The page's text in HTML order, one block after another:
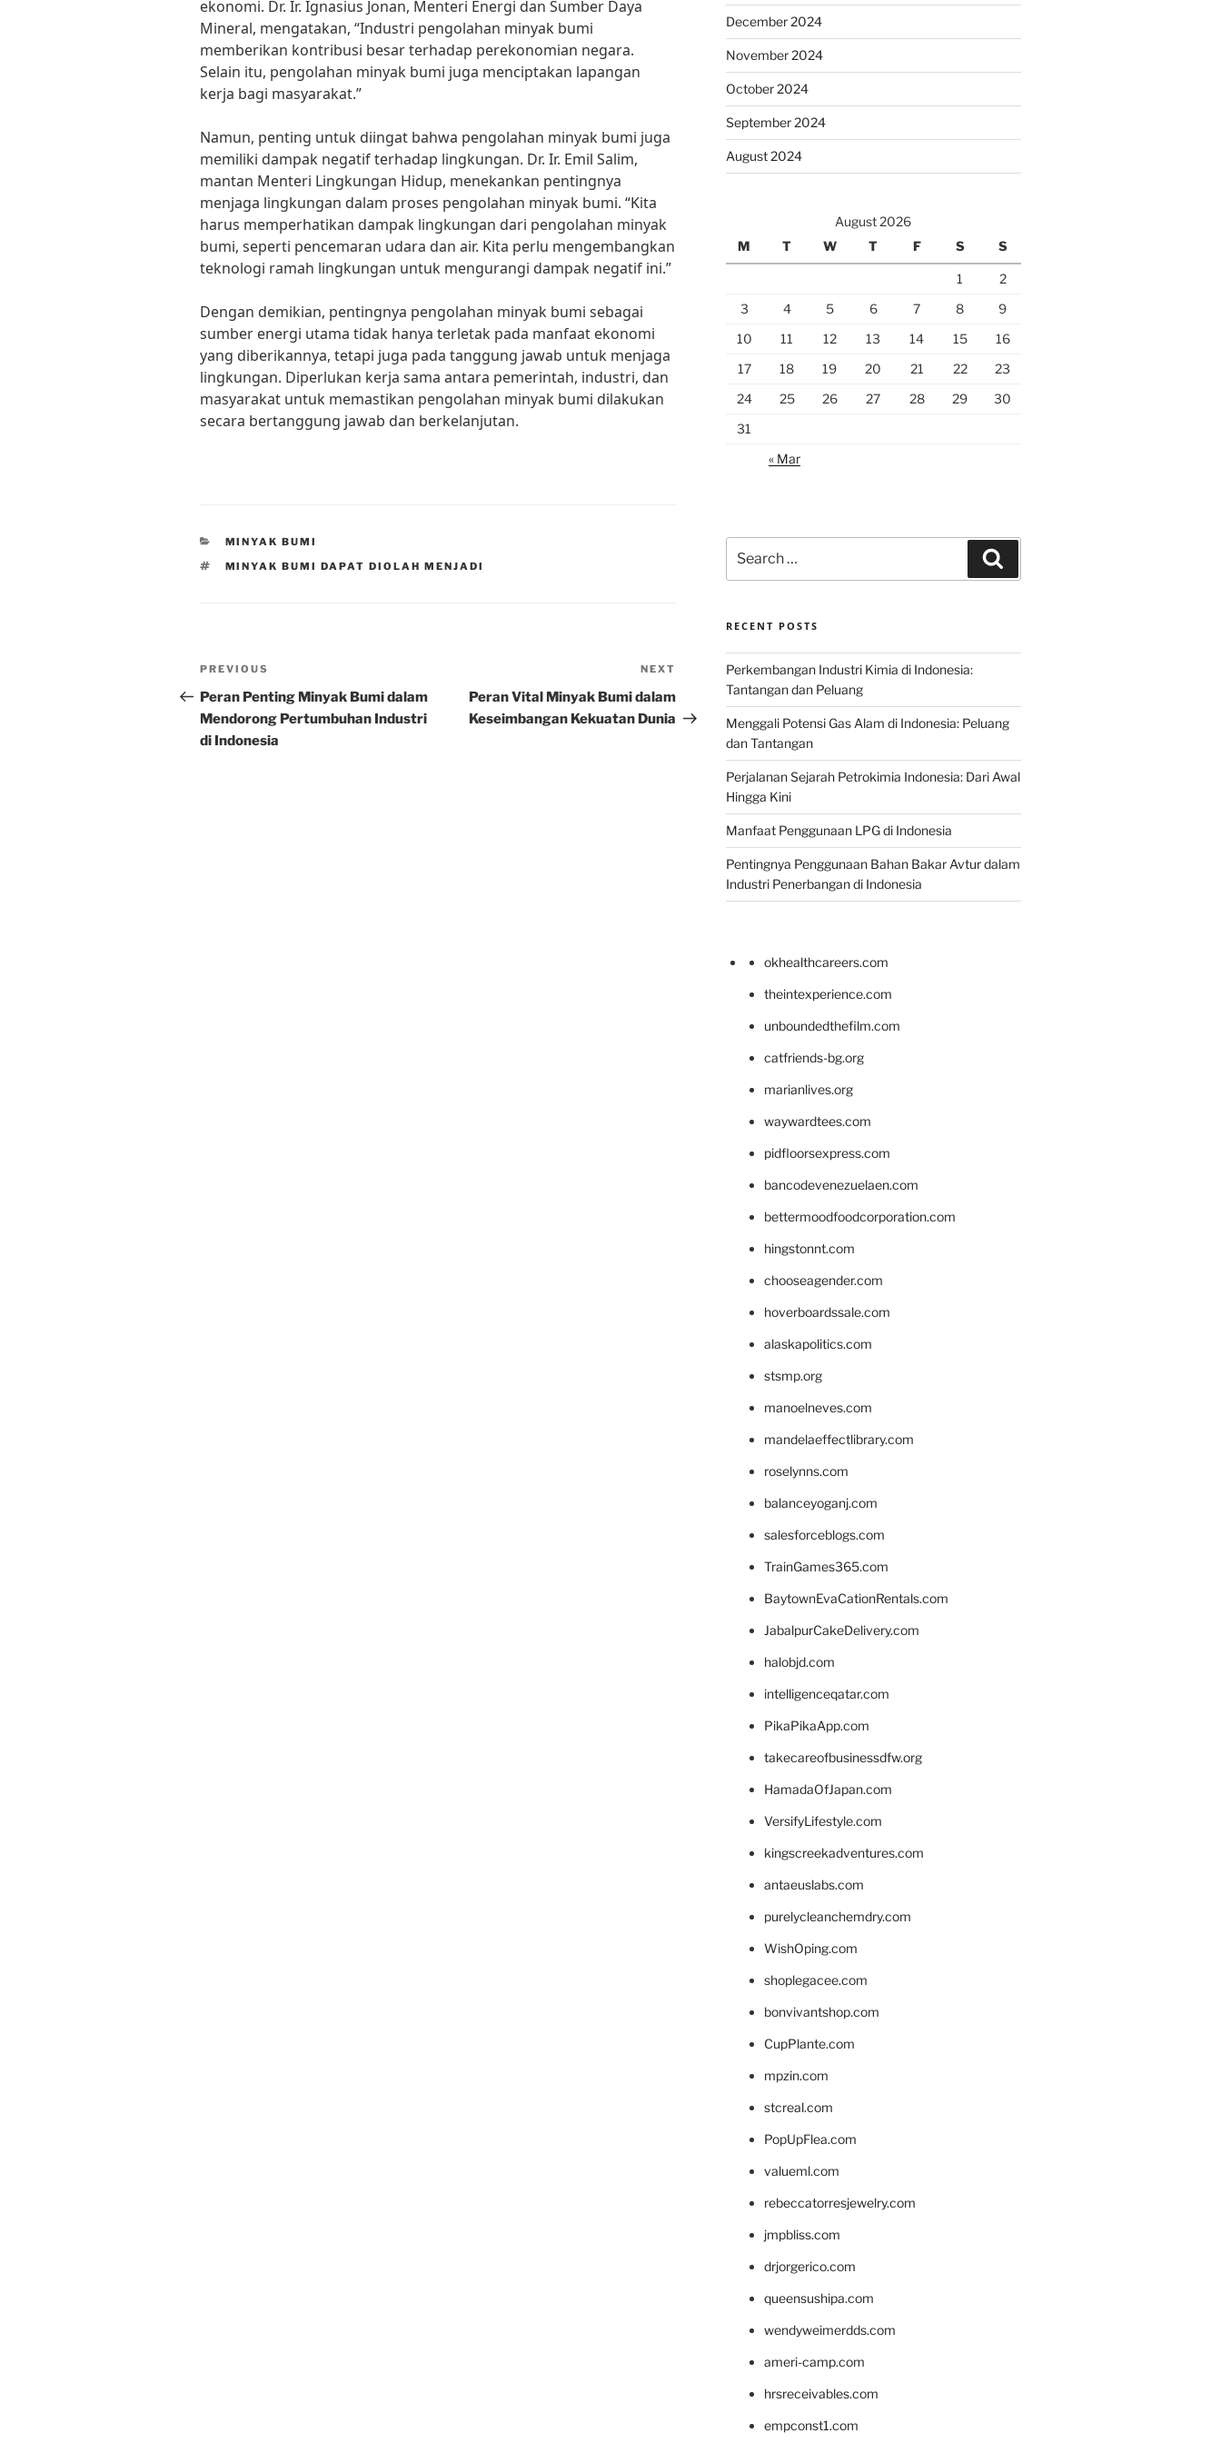
ekonomi. Dr. Ir. Ignasius Jonan, Menteri Energi dan Sumber Daya
Mineral, mengatakan, “Industri pengolahan minyak bumi
memberikan kontribusi besar terhadap perekonomian negara.
Selain itu, pengolahan minyak bumi juga menciptakan lapangan
kerja bagi masyarakat.”
Namun, penting untuk diingat bahwa pengolahan minyak bumi juga
memiliki dampak negatif terhadap lingkungan. Dr. Ir. Emil Salim,
mantan Menteri Lingkungan Hidup, menekankan pentingnya
menjaga lingkungan dalam proses pengolahan minyak bumi. “Kita
harus memperhatikan dampak lingkungan dari pengolahan minyak
bumi, seperti pencemaran udara dan air. Kita perlu mengembangkan
teknologi ramah lingkungan untuk mengurangi dampak negatif ini.”
Dengan demikian, pentingnya pengolahan minyak bumi sebagai
sumber energi utama tidak hanya terletak pada manfaat ekonomi
yang diberikannya, tetapi juga pada tanggung jawab untuk menjaga
lingkungan. Diperlukan kerja sama antara pemerintah, industri, dan
masyarakat untuk memastikan pengolahan minyak bumi dilakukan
secara bertanggung jawab dan berkelanjutan.
CATEGORIES
MINYAK BUMI
TAGS
MINYAK BUMI DAPAT DIOLAH MENJADI
Post
navigation
Previous
Post
PREVIOUS
Peran Penting Minyak Bumi dalam
Mendorong Pertumbuhan Industri
di Indonesia
Post
NEXT
Peran Vital Minyak Bumi dalam
Keseimbangan Kekuatan Dunia
December 2024
November 2024
October 2024
September 2024
August 2024
August 2026
M
T W T F S S
1
2
3
4 5 6 7 8
9
10
11 12 13 14 15
16
17
18 19 20 21 22
23
24
25 26 27 28 29
30
31
« Mar
for:
RECENT POSTS
Perkembangan Industri Kimia di Indonesia:
Tantangan dan Peluang
Menggali Potensi Gas Alam di Indonesia: Peluang
dan Tantangan
Perjalanan Sejarah Petrokimia Indonesia: Dari Awal
Hingga Kini
Manfaat Penggunaan LPG di Indonesia
Pentingnya Penggunaan Bahan Bakar Avtur dalam
Industri Penerbangan di Indonesia
okhealthcareers.com
theintexperience.com
unboundedthefilm.com
catfriends-bg.org
marianlives.org
waywardtees.com
pidfloorsexpress.com
bancodevenezuelaen.com
bettermoodfoodcorporation.com
hingstonnt.com
chooseagender.com
hoverboardssale.com
alaskapolitics.com
stsmp.org
manoelneves.com
mandelaeffectlibrary.com
roselynns.com
balanceyoganj.com
salesforceblogs.com
TrainGames365.com
BaytownEvaCationRentals.com
JabalpurCakeDelivery.com
halobjd.com
intelligenceqatar.com
PikaPikaApp.com
takecareofbusinessdfw.org
HamadaOfJapan.com
VersifyLifestyle.com
kingscreekadventures.com
antaeuslabs.com
purelycleanchemdry.com
WishOping.com
shoplegacee.com
bonvivantshop.com
CupPlante.com
mpzin.com
stcreal.com
PopUpFlea.com
valueml.com
rebeccatorresjewelry.com
jmpbliss.com
drjorgerico.com
queensushipa.com
wendyweimerdds.com
ameri-camp.com
hrsreceivables.com
empconst1.com